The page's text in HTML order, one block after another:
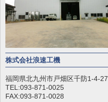
株式会社浪速工機
福岡県北九州市戸畑区千防1-4-27
TEL:093-871-0025
FAX:093-871-0028